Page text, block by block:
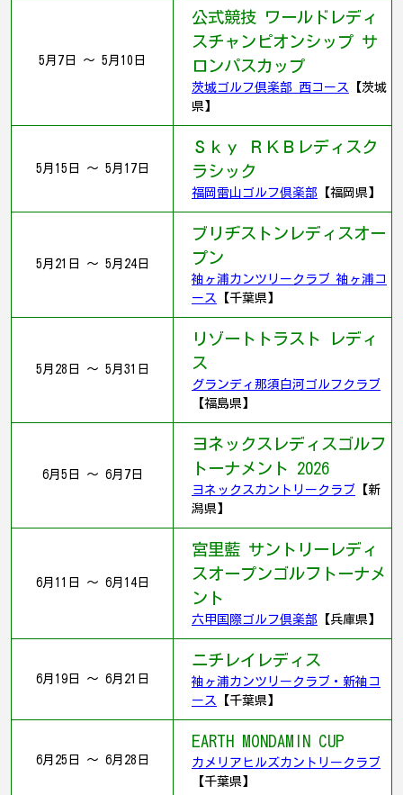
5月7日 ～ 5月10日
公式競技 ワールドレディ
スチャンピオンシップ サ
ロンパスカップ
茨城ゴルフ倶楽部 西コース 【茨城
県】
5月15日 ～ 5月17日
Ｓｋｙ ＲＫＢレディスク
ラシック
福岡雷山ゴルフ倶楽部 【福岡県】
5月21日 ～ 5月24日
ブリヂストンレディスオー
プン
袖ヶ浦カンツリークラブ 袖ヶ浦コ
ース 【千葉県】
5月28日 ～ 5月31日
リゾートトラスト レディ
ス
グランディ那須白河ゴルフクラブ
【福島県】
6月5日 ～ 6月7日
ヨネックスレディスゴルフ
トーナメント 2026
ヨネックスカントリークラブ
【新
潟県】
6月11日 ～ 6月14日
宮里藍 サントリーレディ
スオープンゴルフトーナメ
ント
六甲国際ゴルフ倶楽部 【兵庫県】
6月19日 ～ 6月21日
ニチレイレディス
袖ヶ浦カンツリークラブ・新袖コ
ース 【千葉県】
6月25日 ～ 6月28日
EARTH MONDAMIN CUP
カメリアヒルズカントリークラブ
【千葉県】